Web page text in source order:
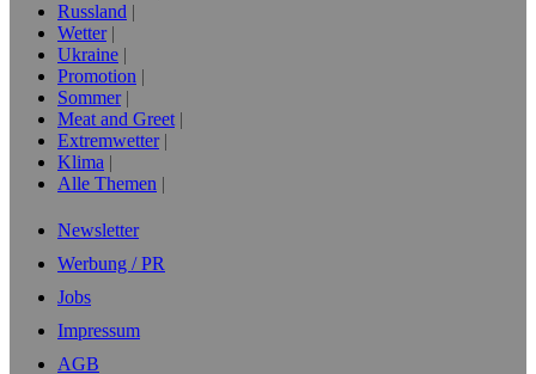
Russland
Wetter
Ukraine
Promotion
Sommer
Meat and Greet
Extremwetter
Klima
Alle Themen
Newsletter
Werbung / PR
Jobs
Impressum
AGB